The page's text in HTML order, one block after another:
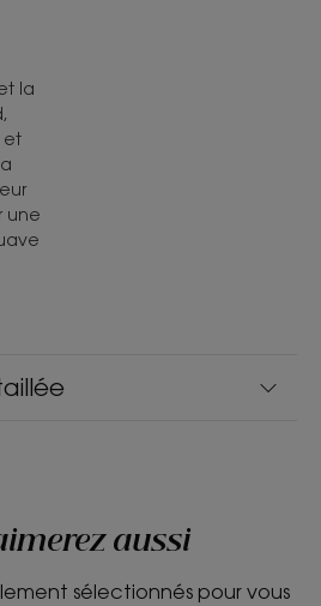
la
et
une
aussi
sélectionnés pour vous